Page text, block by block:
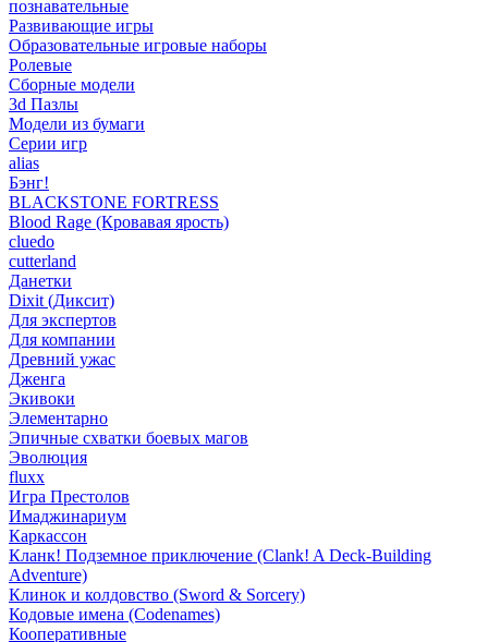
познавательные
Развивающие игры
Образовательные игровые наборы
Ролевые
Сборные модели
3d Пазлы
Модели из бумаги
Серии игр
alias
Бэнг!
BLACKSTONE FORTRESS
Blood Rage (Кровавая ярость)
cluedo
cutterland
Данетки
Dixit (Диксит)
Для экспертов
Для компании
Древний ужас
Дженга
Экивоки
Элементарно
Эпичные схватки боевых магов
Эволюция
fluxx
Игра Престолов
Имаджинариум
Каркассон
Кланк! Подземное приключение (Clank! A Deck-Building
Adventure)
Клинок и колдовство (Sword & Sorcery)
Кодовые имена (Codenames)
Кооперативные